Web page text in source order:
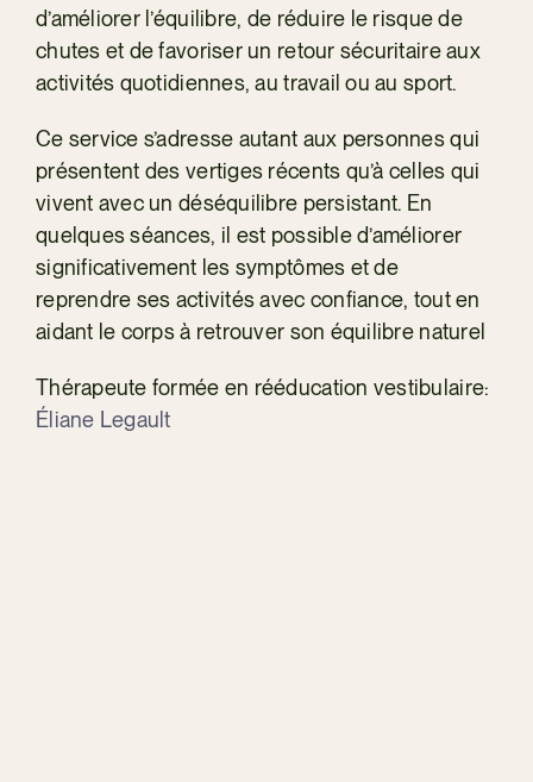
d’améliorer l’équilibre, de réduire le risque de
chutes et de favoriser un retour sécuritaire aux
activités quotidiennes, au travail ou au sport.
Ce service s’adresse autant aux personnes qui
présentent des vertiges récents qu’à celles qui
vivent avec un déséquilibre persistant. En
quelques séances, il est possible d’améliorer
significativement les symptômes et de
reprendre ses activités avec confiance, tout en
aidant le corps à retrouver son équilibre naturel
Thérapeute formée en rééducation vestibulaire:
Éliane Legault